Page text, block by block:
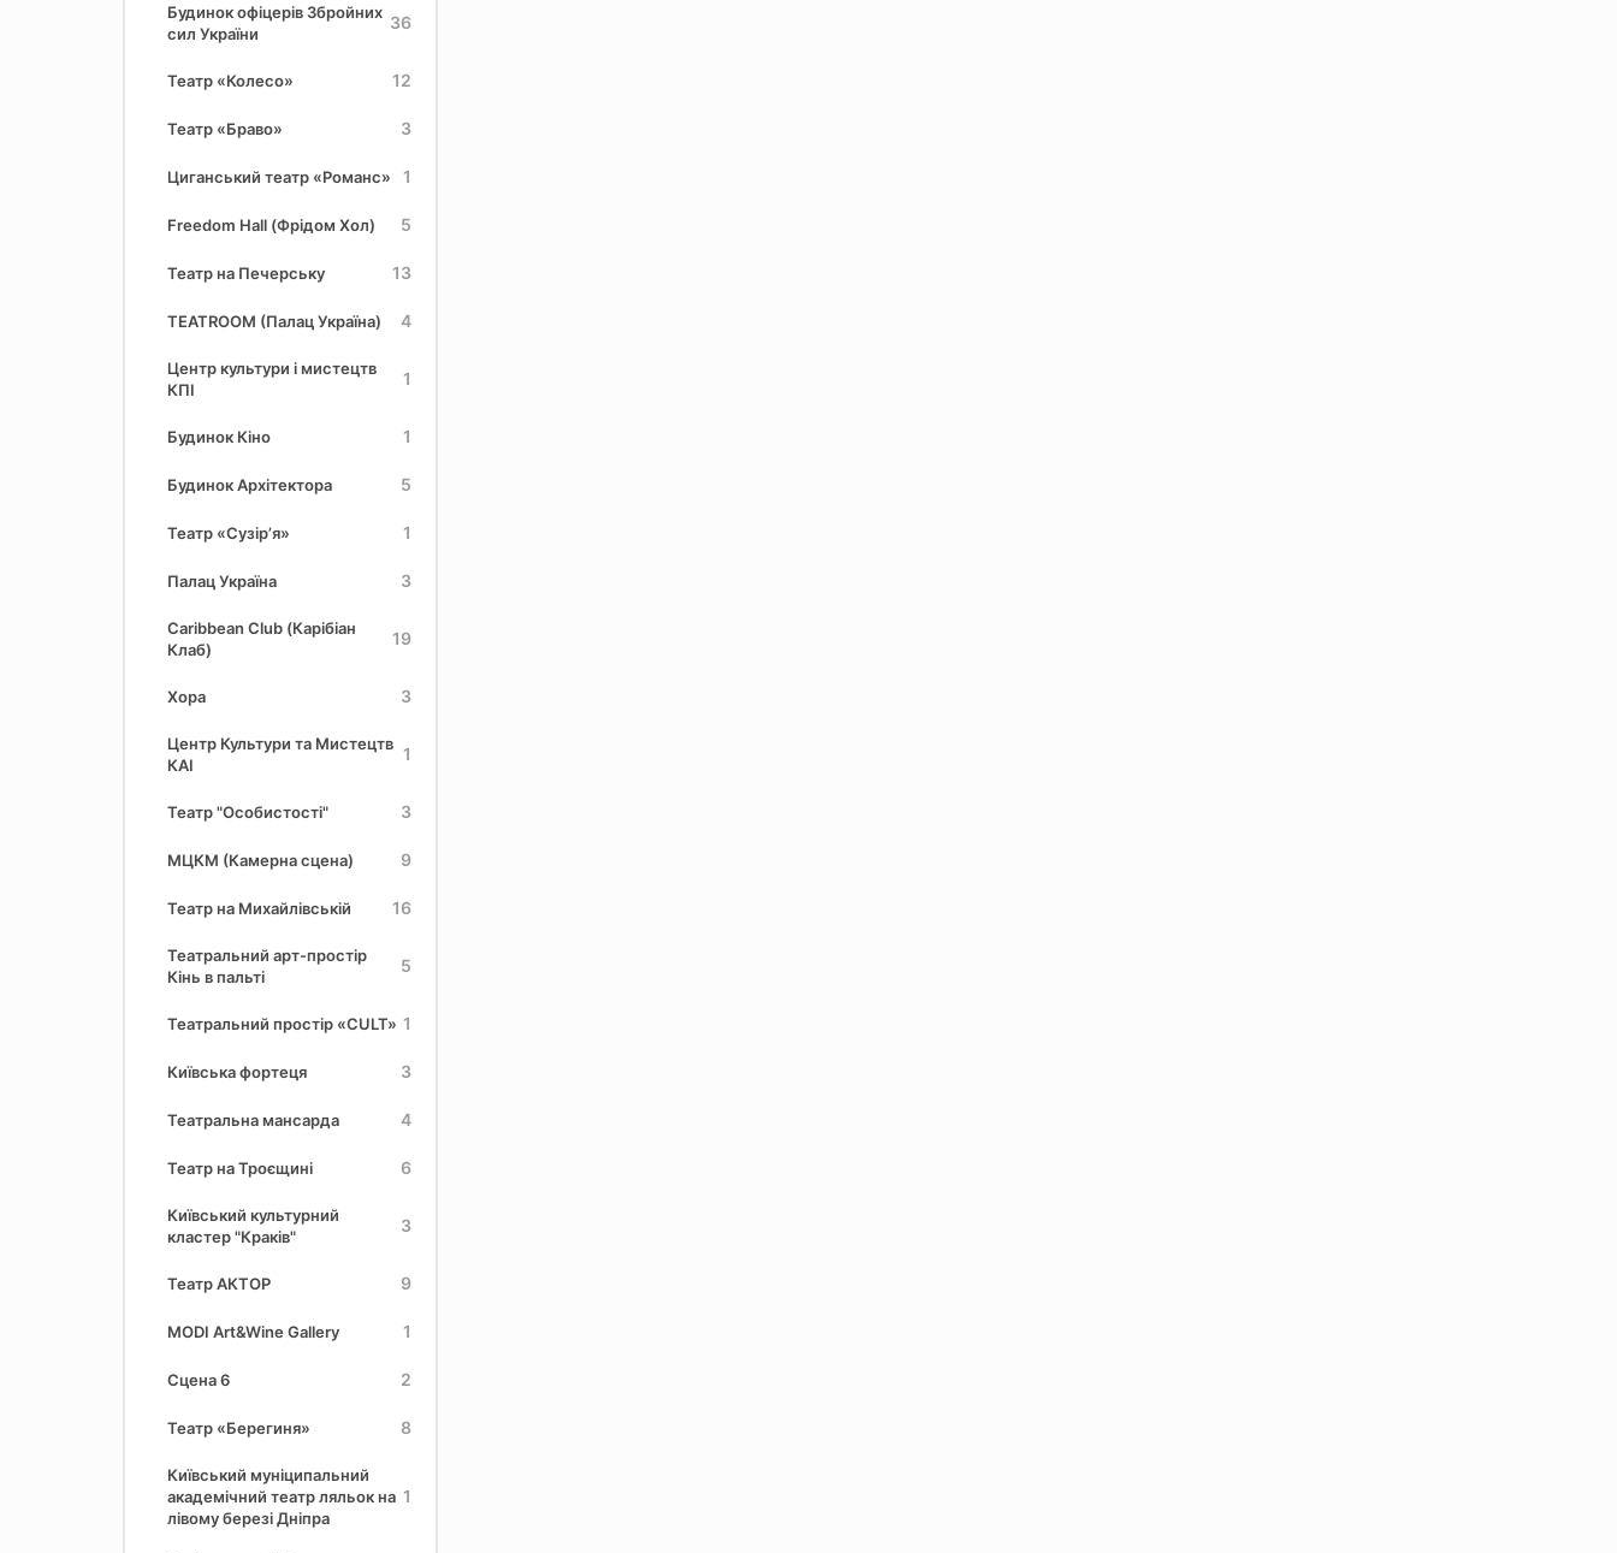
Будинок офіцерів Збройних
сил України
36
Театр «Колесо» 12
Театр «Браво» 3
Циганський театр «Романс» 1
Freedom Hall (Фрідом Хол) 5
Театр на Печерську 13
TEATROOM (Палац Україна) 4
Центр культури і мистецтв
КПІ
1
Будинок Кіно 1
Будинок Архітектора 5
Театр «Сузір’я» 1
Палац Україна 3
Caribbean Club (Карібіан
Клаб)
19
Хора 3
Центр Культури та Мистецтв
КАІ
1
Театр "Особистості" 3
МЦКМ (Камерна сцена) 9
Театр на Михайлівській 16
Театральний арт-простір
Кінь в пальті
5
Театральний простір «CULT» 1
Київська фортеця 3
Театральна мансарда 4
Театр на Троєщині 6
Київський культурний
кластер "Краків"
3
Театр АКТОР 9
MODI Art&Wine Gallery 1
Сцена 6 2
Театр «Берегиня» 8
Київський муніципальний
академічний театр ляльок на
лівому березі Дніпра
1